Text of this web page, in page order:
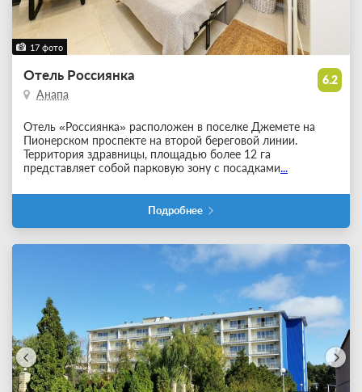
17 фото
6.2
Отель Россиянка
Анапа
Отель «Россиянка» расположен в поселке Джемете на
Пионерском проспекте на второй береговой линии.
Территория здравницы, площадью более 12 га
представляет собой парковую зону с посадками...
Подробнее